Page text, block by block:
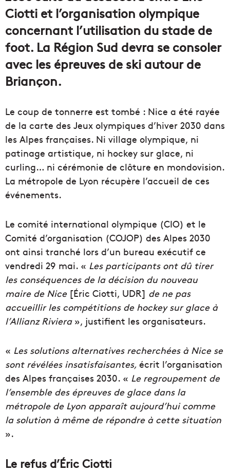
Ciotti et l’organisation olympique
concernant l’utilisation du stade de
foot. La Région Sud devra se consoler
avec les épreuves de ski autour de
Briançon.
Le coup de tonnerre est tombé : Nice a été rayée
de la carte des Jeux olympiques d’hiver 2030 dans
les Alpes françaises. Ni village olympique, ni
patinage artistique, ni hockey sur glace, ni
curling… ni cérémonie de clôture en mondovision.
La métropole de Lyon récupère l’accueil de ces
événements.
Le comité international olympique (CIO) et le
Comité d’organisation (COJOP) des Alpes 2030
ont ainsi tranché lors d’un bureau exécutif ce
vendredi 29 mai. « Les participants ont dû tirer
les conséquences de la décision du nouveau
maire de Nice [Éric Ciotti, UDR] de ne pas
accueillir les compétitions de hockey sur glace à
l’Allianz Riviera», justifient les organisateurs.
« Les solutions alternatives recherchées à Nice se
sont révélées insatisfaisantes, écrit l’organisation
des Alpes françaises 2030. « Le regroupement de
l’ensemble des épreuves de glace dans la
métropole de Lyon apparaît aujourd’hui comme
la solution à même de répondre à cette situation
».
Le refus d’Éric Ciotti